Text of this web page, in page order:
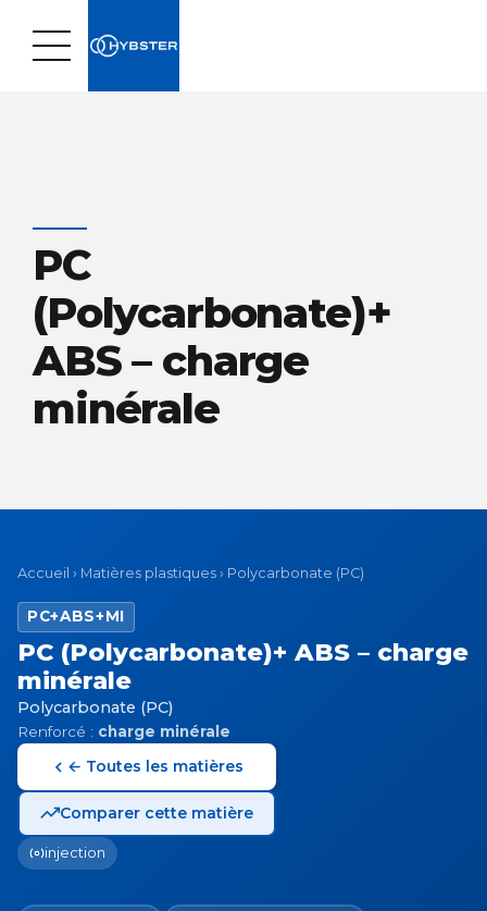
PC
(Polycarbonate)+
ABS – charge
minérale
Accueil › Matières plastiques › Polycarbonate (PC)
PC+ABS+MI
PC (Polycarbonate)+ ABS – charge
minérale
Polycarbonate (PC)
Renforcé : charge minérale
← Toutes les matières
Comparer cette matière
injection